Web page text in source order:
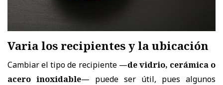
Varia los recipientes y la ubicación
Cambiar el tipo de recipiente —de vidrio, cerámica o
acero inoxidable— puede ser útil, pues algunos